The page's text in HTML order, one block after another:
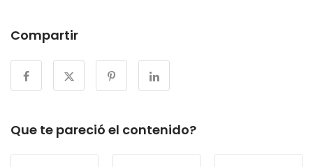
Compartir
Que te pareció el contenido?